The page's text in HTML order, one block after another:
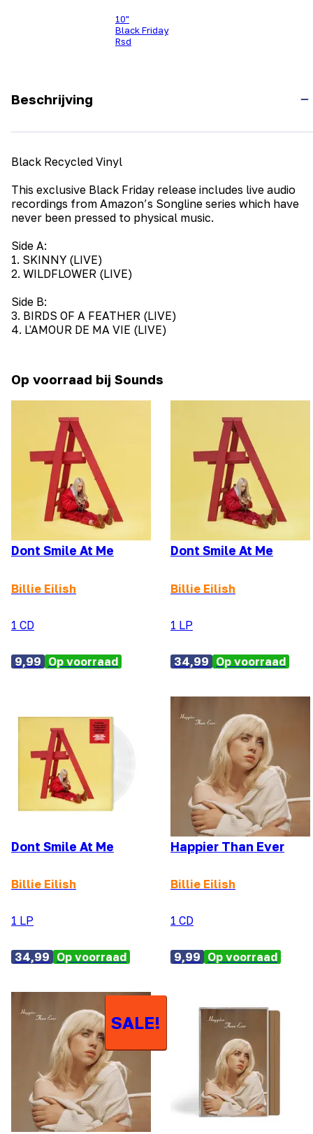
10"
Black Friday
Rsd
Beschrijving
Black Recycled Vinyl
This exclusive Black Friday release includes live audio
recordings from Amazon’s Songline series which have
never been pressed to physical music.
Side A:
1. SKINNY (LIVE)
2. WILDFLOWER (LIVE)
Side B:
3. BIRDS OF A FEATHER (LIVE)
4. L'AMOUR DE MA VIE (LIVE)
Op voorraad bij Sounds
Dont Smile At Me
Billie Eilish
1 CD
9,99 Op voorraad
Dont Smile At Me
Billie Eilish
1 LP
34,99 Op voorraad
Dont Smile At Me
Billie Eilish
1 LP
34,99 Op voorraad
Happier Than Ever
Billie Eilish
1 CD
9,99 Op voorraad
SALE!